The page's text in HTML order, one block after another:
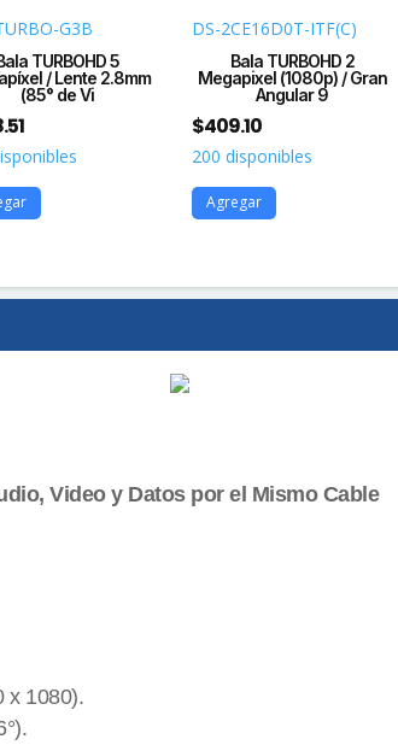
G3B
TURBOHD 5
/ Lente 2.8mm
(85° de Vi
DS-2CE16D0T-ITF(C)
Bala TURBOHD 2
Megapixel (1080p) / Gran
Angular 9
$409.10
200 disponibles
Agregar
Video y Datos por el Mismo Cable
x 1080).